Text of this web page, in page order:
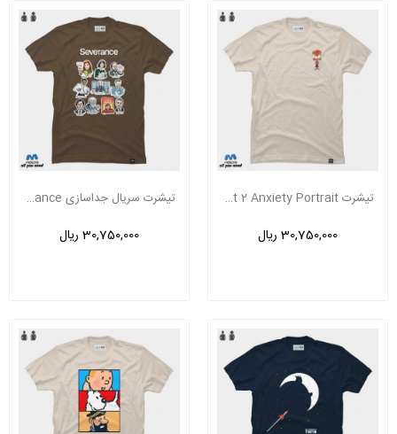
تیشرت Inside Out 2 Anxiety Portrait
30,750,000 ریال
تیشرت سریال جداسازی Severance
30,750,000 ریال